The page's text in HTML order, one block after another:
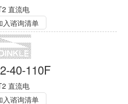
80-3PN1
交流电
入谘询清单